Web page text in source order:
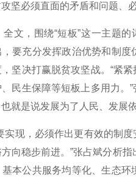
坚必须直面的矛盾和问题、
，围绕“短板”这一主题的
要充分发挥政治优势和制
坚决打赢脱贫攻坚战。“紧
民生保障等短板上多用力。
就是说发展为了人民、发展
现，必须作出更有效的制度
向稳步前进。”张占斌分析
本公共服务均等化、生态